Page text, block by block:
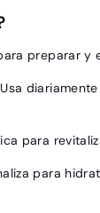
preparar y
para
para